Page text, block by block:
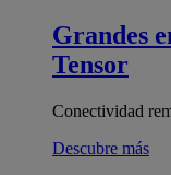
Grandes
Tensor
Conectividad
Descubre más